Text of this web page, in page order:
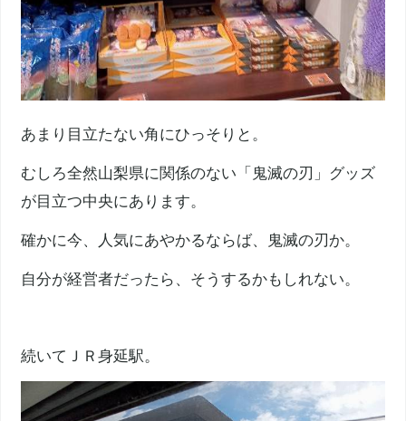
あまり目立たない角にひっそりと。
むしろ全然山梨県に関係のない「鬼滅の刃」グッズ
が目立つ中央にあります。
確かに今、人気にあやかるならば、鬼滅の刃か。
自分が経営者だったら、そうするかもしれない。
続いてＪＲ身延駅。